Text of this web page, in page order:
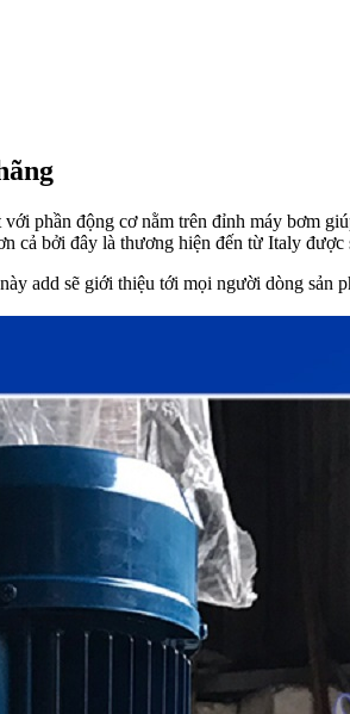
phần động cơ nằm trên đỉnh máy bơm
bởi đây là thương hiện đến từ Italy được
sẽ giới thiệu tới mọi người dòng sản